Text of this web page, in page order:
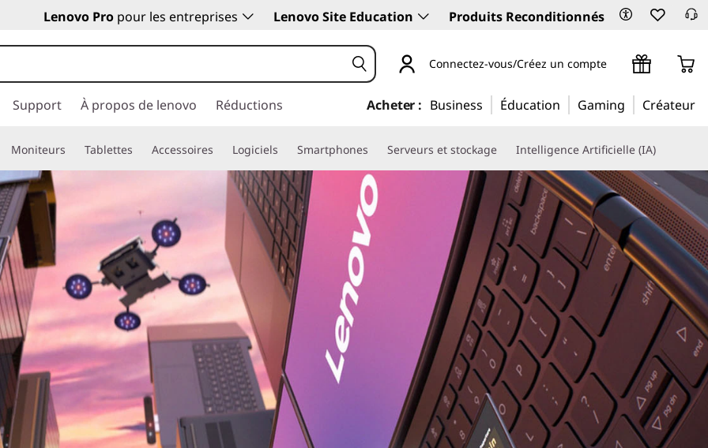
Lenovo Pro pour les entreprises Lenovo Site Education Produits Reconditionnés
Connectez-vous/Créez un compte
Support À propos de lenovo Réductions Acheter : Business Éducation Gaming Créateur
Moniteurs Tablettes Accessoires Logiciels Smartphones Serveurs et stockage Intelligence Artificielle (IA)